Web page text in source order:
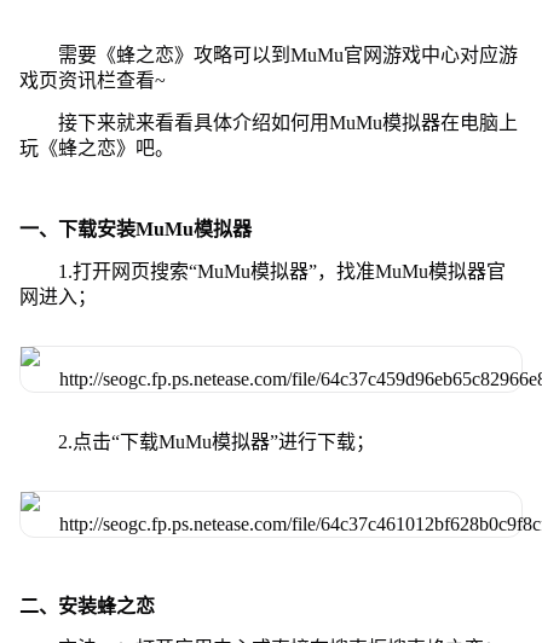
需要《蜂之恋》攻略可以到MuMu官网游戏中心对应游
戏页资讯栏查看~
接下来就来看看具体介绍如何用MuMu模拟器在电脑上
玩《蜂之恋》吧。
一、下载安装MuMu模拟器
1.打开网页搜索“MuMu模拟器”，找准MuMu模拟器官
网进入；
2.点击“下载MuMu模拟器”进行下载；
二、安装蜂之恋